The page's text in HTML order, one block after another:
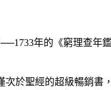
年的《窮理查
於聖經的超級暢銷